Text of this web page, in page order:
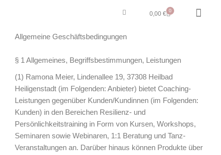
0,00€ 0
Warenkorb
Allgemeine Geschäftsbedingungen
§ 1 Allgemeines, Begriffsbestimmungen, Leistungen
(1) Ramona Meier, Lindenallee 19, 37308 Heilbad
Heiligenstadt (im Folgenden: Anbieter) bietet Coaching-
Leistungen gegenüber Kunden/Kundinnen (im Folgenden:
Kunden) in den Bereichen Resilienz- und
Persönlichkeitstraining in Form von Kursen, Workshops,
Seminaren sowie Webinaren, 1:1 Beratung und Tanz-
Veranstaltungen an. Darüber hinaus können Produkte über